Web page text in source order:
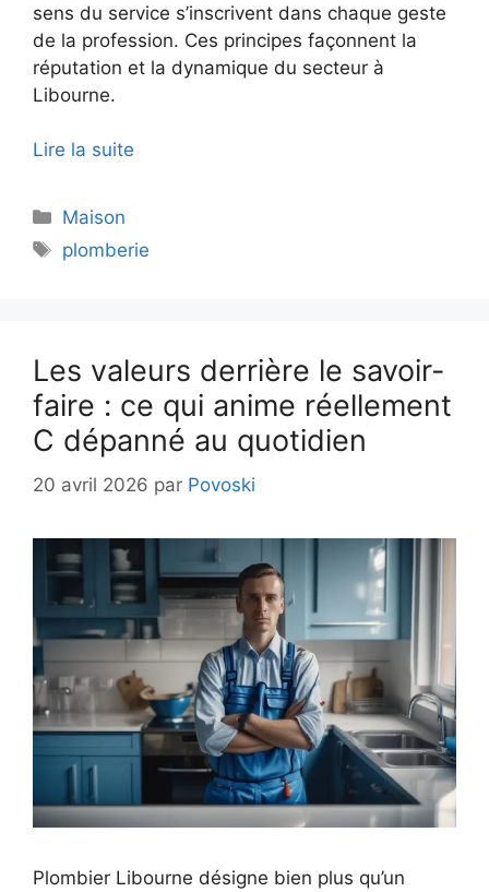
sens du service s’inscrivent dans chaque geste
de la profession. Ces principes façonnent la
réputation et la dynamique du secteur à
Libourne.
Lire la suite
Catégories
Maison
Étiquettes
plomberie
Les valeurs derrière le savoir-
faire : ce qui anime réellement
C dépanné au quotidien
20 avril 2026 par Povoski
Plombier Libourne désigne bien plus qu’un